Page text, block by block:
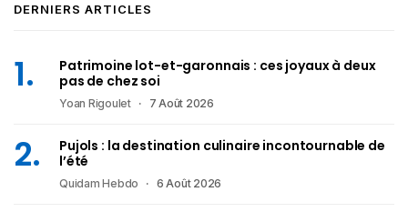
DERNIERS ARTICLES
Patrimoine lot-et-garonnais : ces joyaux à deux
pas de chez soi
Yoan Rigoulet 7 Août 2026
Pujols : la destination culinaire incontournable de
l’été
Quidam Hebdo 6 Août 2026